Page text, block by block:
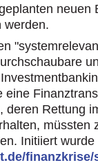
neuen
werden.
eine
deren Rettung
müssten
Initiiert